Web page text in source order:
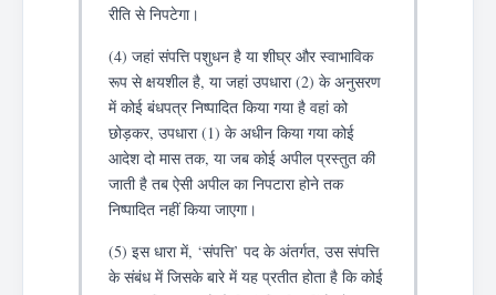
रीति से निपटेगा।
(4) जहां संपत्ति पशुधन है या शीघ्र और स्वाभाविक
रूप से क्षयशील है, या जहां उपधारा (2) के अनुसरण
में कोई बंधपत्र निष्पादित किया गया है वहां को
छोड़कर, उपधारा (1) के अधीन किया गया कोई
आदेश दो मास तक, या जब कोई अपील प्रस्तुत की
जाती है तब ऐसी अपील का निपटारा होने तक
निष्पादित नहीं किया जाएगा।
(5) इस धारा में, ‘संपत्ति’ पद के अंतर्गत, उस संपत्ति
के संबंध में जिसके बारे में यह प्रतीत होता है कि कोई